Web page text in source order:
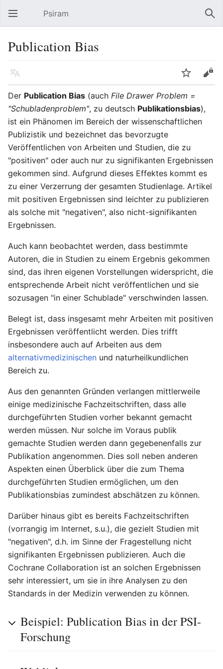
Hauptmenü öffnen Psiram
Publication Bias
Sprache Beobachten
Bearbeiten
Der Publication Bias (auch File Drawer Problem =
"Schubladenproblem", zu deutsch Publikationsbias),
ist ein Phänomen im Bereich der wissenschaftlichen
Publizistik und bezeichnet das bevorzugte
Veröffentlichen von Arbeiten und Studien, die zu
"positiven" oder auch nur zu signifikanten Ergebnissen
gekommen sind. Aufgrund dieses Effektes kommt es
zu einer Verzerrung der gesamten Studienlage. Artikel
mit positiven Ergebnissen sind leichter zu publizieren
als solche mit "negativen", also nicht-signifikanten
Ergebnissen.
Auch kann beobachtet werden, dass bestimmte
Autoren, die in Studien zu einem Ergebnis gekommen
sind, das ihren eigenen Vorstellungen widerspricht, die
entsprechende Arbeit nicht veröffentlichen und sie
sozusagen "in einer Schublade" verschwinden lassen.
Belegt ist, dass insgesamt mehr Arbeiten mit positiven
Ergebnissen veröffentlicht werden. Dies trifft
insbesondere auch auf Arbeiten aus dem
alternativmedizinischen und naturheilkundlichen
Bereich zu.
Aus den genannten Gründen verlangen mittlerweile
einige medizinische Fachzeitschriften, dass alle
durchgeführten Studien vorher bekannt gemacht
werden müssen. Nur solche im Voraus publik
gemachte Studien werden dann gegebenenfalls zur
Publikation angenommen. Dies soll neben anderen
Aspekten einen Überblick über die zum Thema
durchgeführten Studien ermöglichen, um den
Publikationsbias zumindest abschätzen zu können.
Darüber hinaus gibt es bereits Fachzeitschriften
(vorrangig im Internet, s.u.), die gezielt Studien mit
"negativen", d.h. im Sinne der Fragestellung nicht
signifikanten Ergebnissen publizieren. Auch die
Cochrane Collaboration ist an solchen Ergebnissen
sehr interessiert, um sie in ihre Analysen zu den
Standards in der Medizin verwenden zu können.
Beispiel: Publication Bias in der PSI-
Forschung